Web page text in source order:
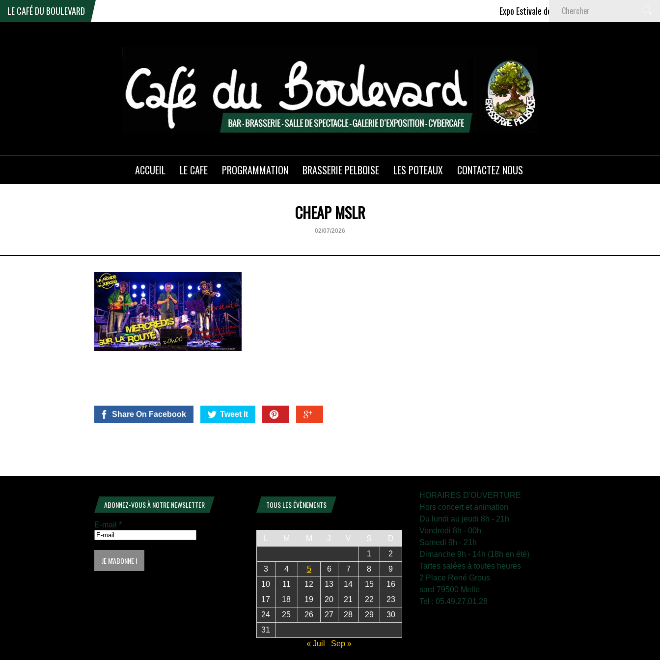
LE CAFÉ DU BOULEVARD Expo Estivale de Céline DELAS - Du 9 Juillet au 6
ACCUEIL LE CAFE PROGRAMMATION BRASSERIE PELBOISE LES POTEAUX CONTACTEZ NOUS
CHEAP MSLR
02/07/2026
Share On Facebook Tweet It
ABONNEZ-VOUS À NOTRE NEWSLETTER
E-mail *
TOUS LES ÉVÈNEMENTS
M M J V S
D
1
2
3
4 5 6 7 8
9
10
11 12 13 14 15
16
17
18 19 20 21 22
23
24
25 26 27 28 29
30
31
« Juil
Sep »
HORAIRES D'OUVERTURE
Hors concert et animation
Du lundi au jeudi 8h - 21h
Vendredi 8h - 00h
Samedi 9h - 21h
Dimanche 9h - 14h (18h en été)
Tartes salées à toutes heures
2 Place René Grous
sard 79500 Melle
Tel : 05.49.27.01.28